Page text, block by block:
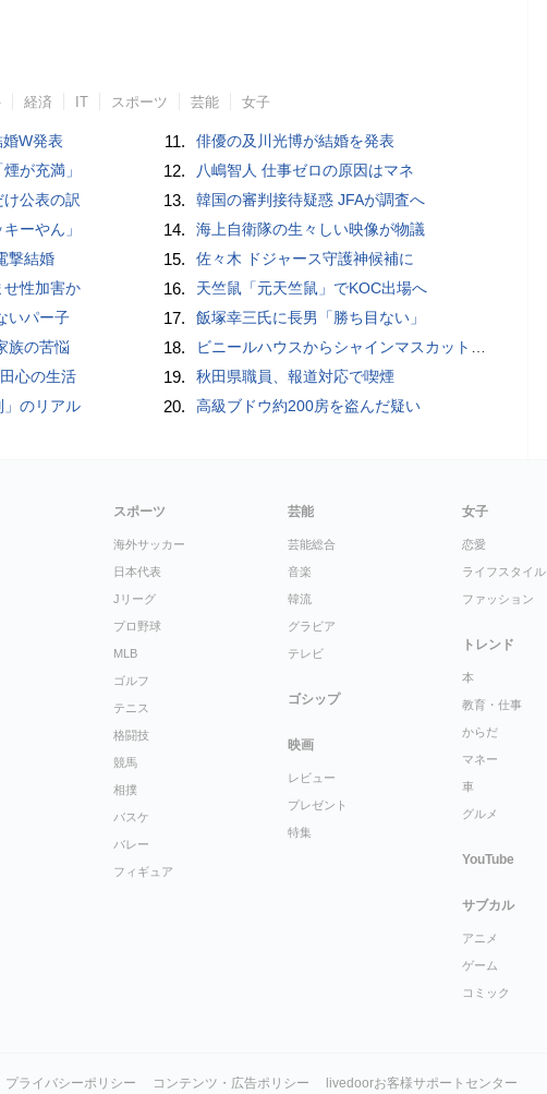
経済 IT スポーツ 芸能 女子
W発表
が充満」
公表の訳
ーやん」
撃結婚
せ性加害か
いパー子
族の苦悩
心の生活
」のリアル
11. 俳優の及川光博が結婚を発表
12. 八嶋智人 仕事ゼロの原因はマネ
13. 韓国の審判接待疑惑 JFAが調査へ
14. 海上自衛隊の生々しい映像が物議
15. 佐々木 ドジャース守護神候補に
16. 天竺鼠「元天竺鼠」でKOC出場へ
17. 飯塚幸三氏に長男「勝ち目ない」
18. ビニールハウスからシャインマスカット約200房を盗んだ疑い ネットで販売か 無職の男（42）逮捕 岡山県警
19. 秋田県職員、報道対応で喫煙
20. 高級ブドウ約200房を盗んだ疑い
スポーツ
海外サッカー
日本代表
Jリーグ
プロ野球
MLB
ゴルフ
テニス
格闘技
競馬
相撲
バスケ
バレー
フィギュア
芸能
芸能総合
音楽
韓流
グラビア
テレビ
ゴシップ
映画
レビュー
プレゼント
特集
女子
恋愛
ライフスタイル
ファッション
トレンド
本
教育・仕事
からだ
マネー
車
グルメ
YouTube
サブカル
アニメ
ゲーム
コミック
プライバシーポリシー コンテンツ・広告ポリシー livedoorお客様サポートセンター